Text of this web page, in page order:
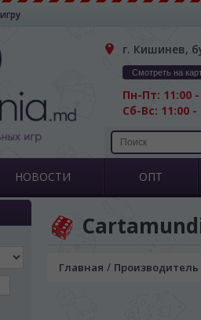
г. Кишинев,
Смотреть на
Пн-Пт: 11:00 -
Сб-Вс: 11:00 -
НОВОСТИ ОПТ
Главная / Производитель